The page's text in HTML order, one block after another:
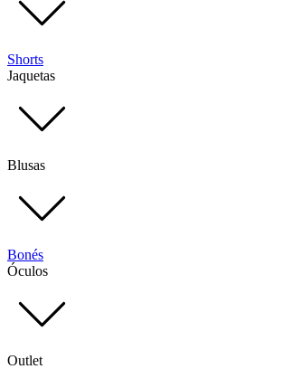
Shorts
Jaquetas
Blusas
Bonés
Óculos
Outlet